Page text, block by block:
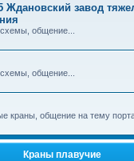
Ждановский завод
общение...
общение...
краны, общение на тему
Краны плавучие